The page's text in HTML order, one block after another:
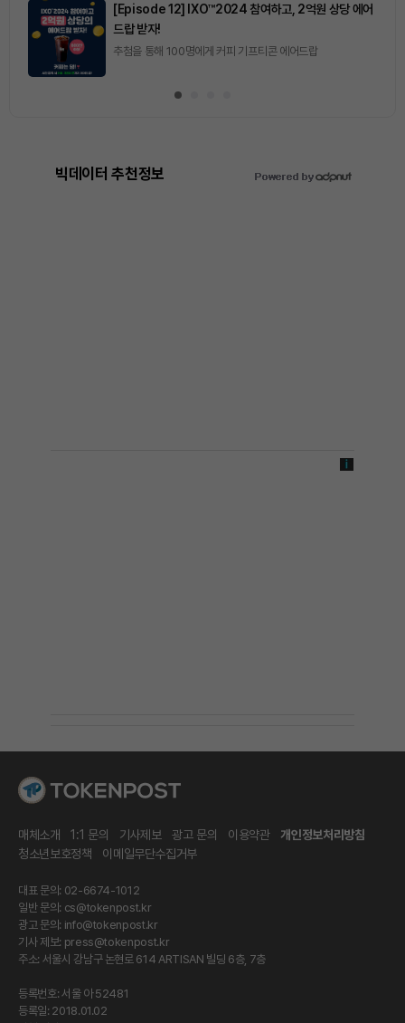
[Episode 12] IXO™2024 참여하고, 2억원 상당 에어
드랍 받자!
추첨을 통해 100명에게 커피 기프티콘 에어드랍
빅데이터 추천정보
매체소개 1:1 문의 기사제보 광고 문의 이용약관
개인정보처리방침
청소년보호정책
이메일무단수집거부
대표 문의: 02-6674-1012
일반 문의: cs@tokenpost.kr
광고 문의: info@tokenpost.kr
기사 제보: press@tokenpost.kr
주소: 서울시 강남구 논현로 614 ARTISAN 빌딩 6층, 7층
등록번호: 서울 아 52481
등록일: 2018.01.02